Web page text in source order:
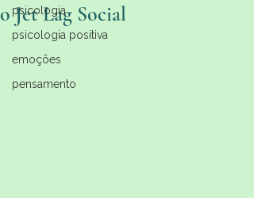
psicologia
psicologia positiva
emoções
pensamento
o Jet Lag Social